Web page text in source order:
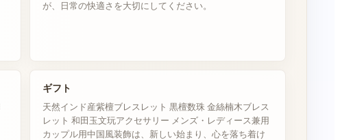
が、日常の快適さを大切にしてください。
ギフト
天然インド産紫檀ブレスレット 黒檀数珠 金絲楠木ブレス
レット 和田玉文玩アクセサリー メンズ・レディース兼用
カップル用中国風装飾は、新しい始まり、心を落ち着け